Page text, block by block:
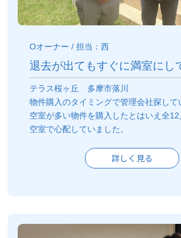
Oオーナー / 担当：西
退去が出てもすぐに満室にし
テラス桜ヶ丘 多摩市落川
物件購入のタイミングで管理会社探して
空室が多い物件を購入したとはいえ全
空室で心配していました。
詳しく見る